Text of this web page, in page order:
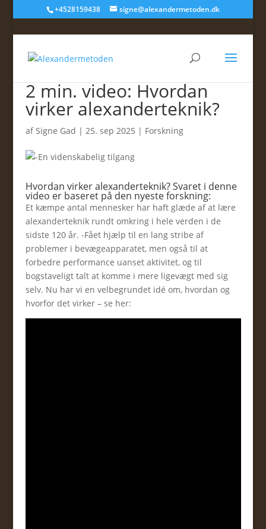
+4528159438 signe@alexandermetoden.dk
2 min. video: Hvordan
virker alexanderteknik?
afSigne Gad | 25. sep 2025 | Forskning
Hvordan virker alexanderteknik? Svaret i denne
video er baseret på den nyeste forskning:
Et kæmpe antal mennesker har haft glæde af at lære
alexanderteknik rundt omkring i hele verden i de
sidste 120 år. -Fået hjælp til en lang stribe af
problemer i bevægeapparatet, men også til at
forbedre performance uanset aktivitet, og til
bogstaveligt talt at komme i mere ligevægt med sig
selv. Nu har vi en velbegrundet idé om, hvordan og
hvorfor det virker – se her: